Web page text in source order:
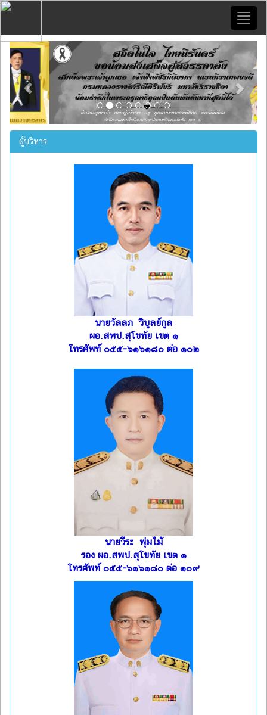
Previous Next
ผู้บริหาร
นายวัลลภ วิบูลย์กูล
ผอ.สพป.สุโขทัย เขต ๑
โทรศัพท์ ๐๕๕-๖๑๖๑๘๐ ต่อ ๑๐๒
นายวีระ พุ่มไม้
รอง ผอ.สพป.สุโขทัย เขต ๑
โทรศัพท์ ๐๕๕-๖๑๖๑๘๐ ต่อ ๑๐๙